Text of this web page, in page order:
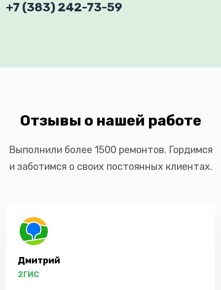
+7 (383) 242-73-59
Отзывы о нашей работе
Выполнили более 1500 ремонтов. Гордимся
и заботимся о своих постоянных клиентах.
Дмитрий
2ГИС